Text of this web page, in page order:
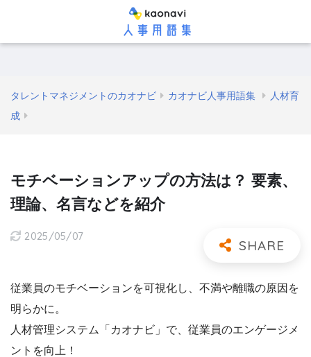
タレントマネジメントのカオナビ カオナビ人事用語集
人材育
成
モチベーションアップの方法は？ 要素、
理論、名言などを紹介
2025/05/07
従業員のモチベーションを可視化し、不満や離職の原因を
明らかに。
人材管理システム「カオナビ」で、従業員のエンゲージメ
ントを向上！